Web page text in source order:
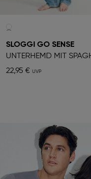
SLOGGI GO SENSE
22,95 €